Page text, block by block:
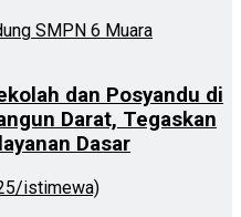
dan Posyandu di
Darat, Tegaskan
Dasar